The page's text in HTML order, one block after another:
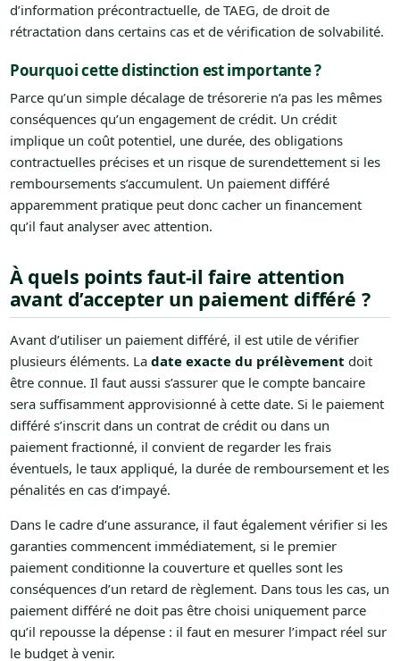
d’information précontractuelle, de TAEG, de droit de
rétractation dans certains cas et de vérification de solvabilité.
Pourquoi cette distinction est importante ?
Parce qu’un simple décalage de trésorerie n’a pas les mêmes
conséquences qu’un engagement de crédit. Un crédit
implique un coût potentiel, une durée, des obligations
contractuelles précises et un risque de surendettement si les
remboursements s’accumulent. Un paiement différé
apparemment pratique peut donc cacher un financement
qu’il faut analyser avec attention.
À quels points faut-il faire attention
avant d’accepter un paiement différé ?
Avant d’utiliser un paiement différé, il est utile de vérifier
plusieurs éléments. La date exacte du prélèvement doit
être connue. Il faut aussi s’assurer que le compte bancaire
sera suffisamment approvisionné à cette date. Si le paiement
différé s’inscrit dans un contrat de crédit ou dans un
paiement fractionné, il convient de regarder les frais
éventuels, le taux appliqué, la durée de remboursement et les
pénalités en cas d’impayé.
Dans le cadre d’une assurance, il faut également vérifier si les
garanties commencent immédiatement, si le premier
paiement conditionne la couverture et quelles sont les
conséquences d’un retard de règlement. Dans tous les cas, un
paiement différé ne doit pas être choisi uniquement parce
qu’il repousse la dépense : il faut en mesurer l’impact réel sur
le budget à venir.